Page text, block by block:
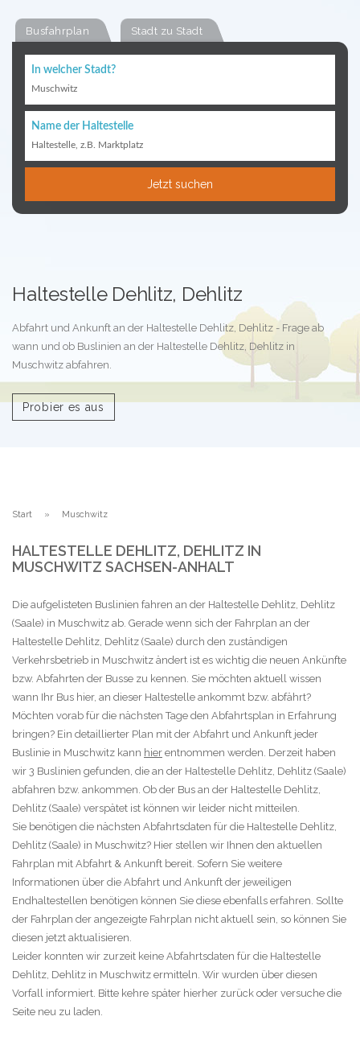
Busfahrplan Stadt zu Stadt
In welcher Stadt?
Muschwitz
Name der Haltestelle
Haltestelle, z.B. Marktplatz
Jetzt suchen
Haltestelle Dehlitz, Dehlitz
Abfahrt und Ankunft an der Haltestelle Dehlitz, Dehlitz - Frage ab
wann und ob Buslinien an der Haltestelle Dehlitz, Dehlitz in
Muschwitz abfahren.
Probier es aus
Start Muschwitz
HALTESTELLE DEHLITZ, DEHLITZ IN
MUSCHWITZ SACHSEN-ANHALT
Die aufgelisteten Buslinien fahren an der Haltestelle Dehlitz, Dehlitz
(Saale) in Muschwitz ab. Gerade wenn sich der Fahrplan an der
Haltestelle Dehlitz, Dehlitz (Saale) durch den zuständigen
Verkehrsbetrieb in Muschwitz ändert ist es wichtig die neuen Ankünfte
bzw. Abfahrten der Busse zu kennen. Sie möchten aktuell wissen
wann Ihr Bus hier, an dieser Haltestelle ankommt bzw. abfährt?
Möchten vorab für die nächsten Tage den Abfahrtsplan in Erfahrung
bringen? Ein detaillierter Plan mit der Abfahrt und Ankunft jeder
Buslinie in Muschwitz kann hier entnommen werden. Derzeit haben
wir 3 Buslinien gefunden, die an der Haltestelle Dehlitz, Dehlitz (Saale)
abfahren bzw. ankommen. Ob der Bus an der Haltestelle Dehlitz,
Dehlitz (Saale) verspätet ist können wir leider nicht mitteilen.
Sie benötigen die nächsten Abfahrtsdaten für die Haltestelle Dehlitz,
Dehlitz (Saale) in Muschwitz? Hier stellen wir Ihnen den aktuellen
Fahrplan mit Abfahrt & Ankunft bereit. Sofern Sie weitere
Informationen über die Abfahrt und Ankunft der jeweiligen
Endhaltestellen benötigen können Sie diese ebenfalls erfahren. Sollte
der Fahrplan der angezeigte Fahrplan nicht aktuell sein, so können Sie
diesen jetzt aktualisieren.
Leider konnten wir zurzeit keine Abfahrtsdaten für die Haltestelle
Dehlitz, Dehlitz in Muschwitz ermitteln. Wir wurden über diesen
Vorfall informiert. Bitte kehre später hierher zurück oder versuche die
Seite neu zu laden.